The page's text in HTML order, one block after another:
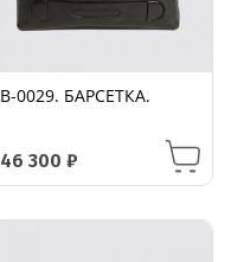
B-0029. БАРСЕТКА.
46 300 ₽